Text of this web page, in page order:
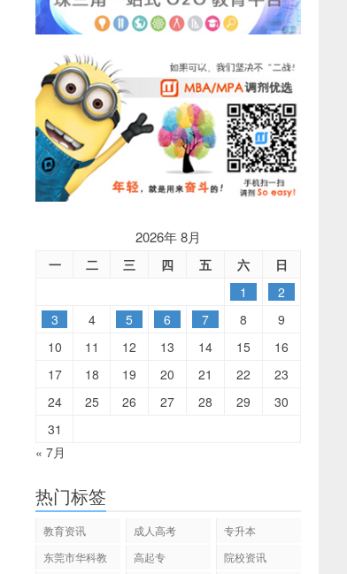
2026年 8月
一 二 三 四 五 六
日
1
2
3
4 5 6 7 8
9
10
11 12 13 14 15
16
17
18 19 20 21 22
23
24
25 26 27 28 29
30
31
« 7月
热门标签
教育资讯 成人高考
专升本
东莞市华科教
高起专 院校资讯